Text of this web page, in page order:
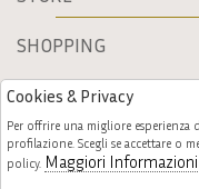
SHOPPING
Cookies & Privacy
Per offrire una migliore esperienza
profilazione. Scegli se accettare o
policy. Maggiori Informazioni